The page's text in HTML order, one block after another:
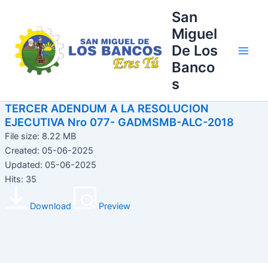
contenido
San
Miguel
De Los
Banco
s
TERCER ADENDUM A LA RESOLUCION
EJECUTIVA Nro 077- GADMSMB-ALC-2018
File size: 8.22 MB
Created: 05-06-2025
Updated: 05-06-2025
Hits: 35
Download Preview